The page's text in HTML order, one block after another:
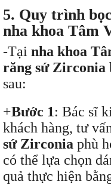
5. Quy trình
nha khoa Tâm
-Tại nha khoa
răng sứ Zirconia
sau:
+Bước 1: Bác sĩ
khách hàng, tư
sứ Zirconia phù
có thể lựa chọn
quả thực hiện